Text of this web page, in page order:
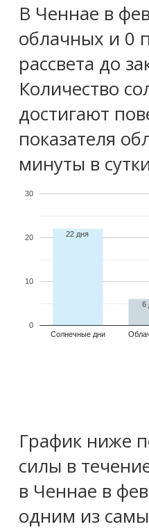
В Ченнае в
облачных и 0
рассвета до
Количество
достигают
показателя
минуты в
Солнечные дни
0
10
20
30
22 дня
6
График ниже
силы в
в Ченнае в
одним из